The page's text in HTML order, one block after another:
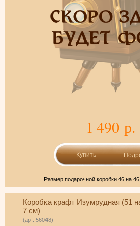
1 490 р.
Размер подарочной коробки 46 на
Коробка крафт Изумрудная (51
7 см)
(арт. 56048)